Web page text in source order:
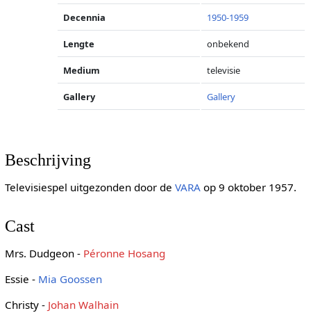
Decennia 1950-1959
Lengte onbekend
Medium televisie
Gallery Gallery
Beschrijving
Televisiespel uitgezonden door de VARAop 9 oktober 1957.
Cast
Mrs. Dudgeon - Péronne Hosang
Essie - Mia Goossen
Christy - Johan Walhain